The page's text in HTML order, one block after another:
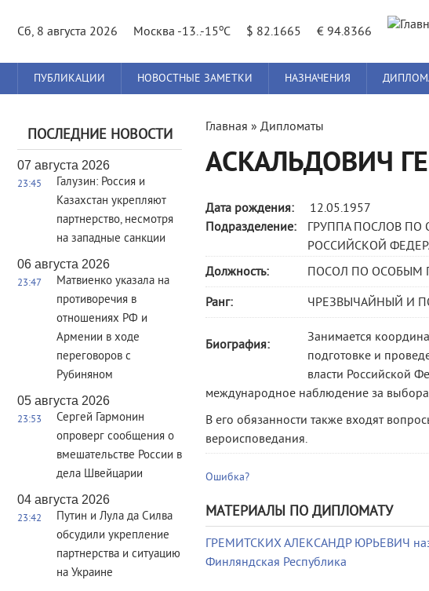
Сб, 8 августа 2026
Москва -13..-15oC $ 82.1665 € 94.8366
Главное
меню
ПУБЛИКАЦИИ НОВОСТНЫЕ ЗАМЕТКИ НАЗНАЧЕНИЯ
ПОСЛЕДНИЕ НОВОСТИ
07 августа 2026
23:45
Галузин: Россия и
Казахстан укрепляют
партнерство, несмотря
на западные санкции
06 августа 2026
23:47
Матвиенко указала на
противоречия в
отношениях РФ и
Армении в ходе
переговоров с
Рубиняном
05 августа 2026
23:53
Сергей Гармонин
опроверг сообщения о
вмешательстве России в
дела Швейцарии
04 августа 2026
23:42
Путин и Лула да Силва
обсудили укрепление
партнерства и ситуацию
на Украине
Вы
здесь
Главная » Дипломаты
АСКАЛЬДОВИЧ
Дата рождения:
12.05.1957
Подразделение:
ГРУППА ПОСЛОВ
РОССИЙСКОЙ
Должность:
ПОСОЛ ПО ОСОБЫМ
Ранг:
ЧРЕЗВЫЧАЙНЫЙ И
Биография:
Занимается
подготовке и
власти Российской
международное наблюдение за
В его обязанности также входят
вероисповедания.
Ошибка?
МАТЕРИАЛЫ ПО ДИПЛОМАТУ
ГРЕМИТСКИХ АЛЕКСАНДР ЮРЬЕВИЧ
Финляндская Республика